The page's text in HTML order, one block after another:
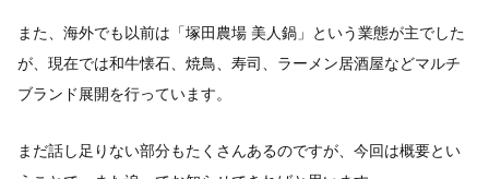
また、海外でも以前は「塚田農場 美人鍋」という業態が主でした
が、現在では和牛懐石、焼鳥、寿司、ラーメン居酒屋などマルチ
ブランド展開を行っています。
まだ話し足りない部分もたくさんあるのですが、今回は概要とい